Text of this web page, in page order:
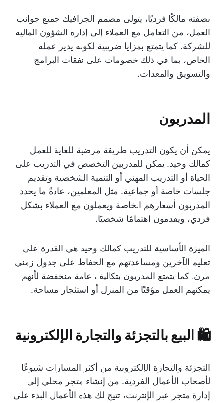
بصفته مالكًا فرديًا، يتولى مصمم الجرافيك جميع جوانب
العمل، من التعامل مع العملاء إلى إدارة الشؤون المالية
للشركة. كما يتمتع بمزايا ضريبية لكونه يدير عمله
الخاص، بما في ذلك خصومات على نفقات البرامج
والتسويق والمعدات.
المدربون
يمكن أن يكون التدريب طريقة مرضية للغاية للعمل
كمالك وحيد. يمكن للمدربين التخصص في التدريب على
الحياة أو التدريب المهني أو التنمية الشخصية وتقديم
جلسات خاصة أو جماعية. مثل المعلمين، عادةً ما يحدد
المدربون أسعارهم الخاصة ويعملون مع العملاء بشكل
فردي، ويقدمون اهتمامًا شخصيًا.
الميزة الأساسية للتدريب كمالك وحيد هي القدرة على
تعليم الآخرين ومساعدتهم مع الحفاظ على جدول زمني
مرن. كما يتمتع المدربون بتكاليف عامة منخفضة لأنهم
يمكنهم العمل مؤقتًا من المنزل أو استئجار مساحة.
🛍️ البيع بالتجزئة والتجارة الإلكترونية
التجزئة والتجارة الإلكترونية من أكثر المسارات شيوعًا
لأصحاب الأعمال الفردية. من إنشاء متجر محلي إلى
إدارة متجر عبر الإنترنت، تتيح لك هذه الأعمال البدء على